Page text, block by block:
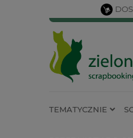
TEMATYCZNIE